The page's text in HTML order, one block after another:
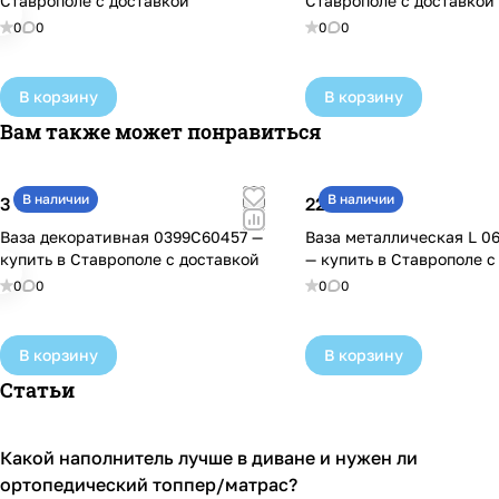
0 0
В корзину
0 0
В корзину
Вам также может понравиться
В наличии
3 650 ₽
Ваза декоративная 0399С60457 —
купить в Ставрополе с доставкой
0 0
В корзину
В наличии
22 500 ₽
Ваза металлическая L
— купить в Ставрополе с
0 0
В корзину
Статьи
Диваны и кресла
Какой наполнитель лучше в диване и нужен ли
ортопедический топпер/матрас?